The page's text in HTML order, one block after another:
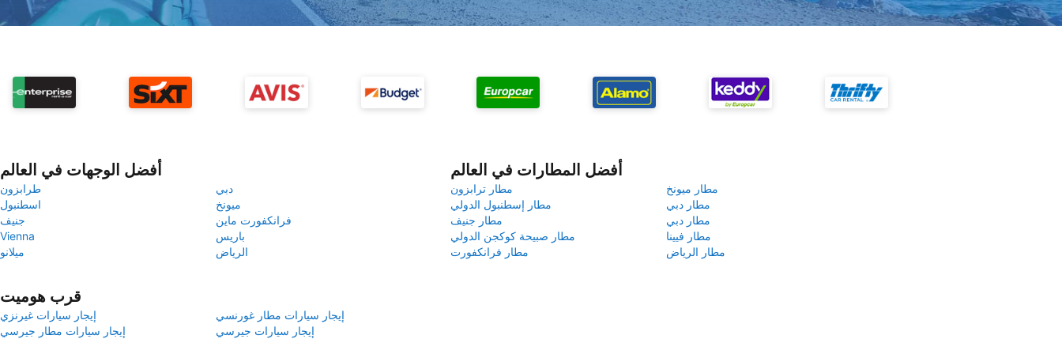
أفضل الوجهات في العالم
طرابزون
دبي
اسطنبول
ميونخ
جنيف
فرانكفورت ماين
Vienna
باريس
ميلانو
الرياض
أفضل المطارات في العالم
مطار ترابزون
مطار ميونخ
مطار إسطنبول الدولي
مطار دبي
مطار جنيف
مطار دبي
مطار صبيحة كوكجن الدولي
مطار فيينا
مطار فرانكفورت
مطار الرياض
قرب هوميت
إيجار سيارات غيرنزي
إيجار سيارات مطار غورنسي
إيجار سيارات مطار جيرسي
إيجار سيارات جيرسي